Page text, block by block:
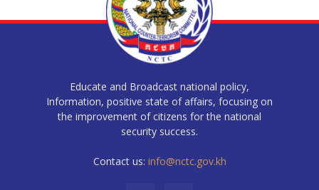
Educate and Broadcast national policy,
Information, positive state of affairs, focusing on
the improvement of citizens for the national
security success.
Contact us: info@nctc.gov.kh